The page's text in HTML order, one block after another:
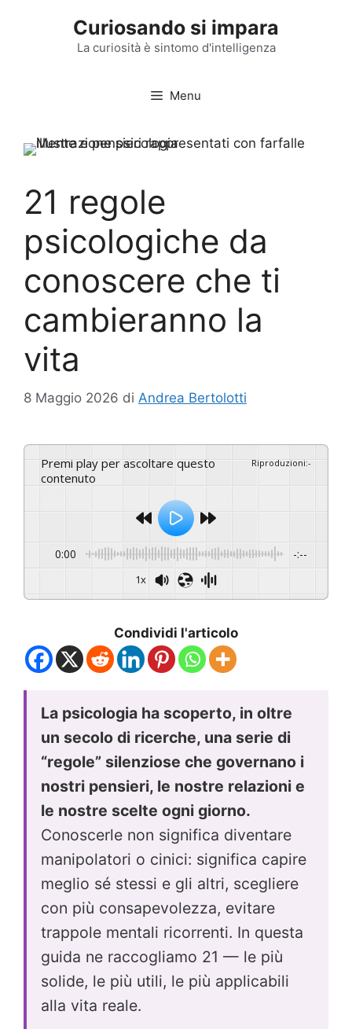
Curiosando si impara
La curiosità è sintomo d'intelligenza
Menu
21 regole
psicologiche da
conoscere che ti
cambieranno la
vita
8 Maggio 2026 di Andrea Bertolotti
Premi play per ascoltare questo
contenuto
Riproduzioni:-
0:00 -:--
1x
Condividi l'articolo
La psicologia ha scoperto, in oltre
un secolo di ricerche, una serie di
“regole” silenziose che governano i
nostri pensieri, le nostre relazioni e
le nostre scelte ogni giorno.
Conoscerle non significa diventare
manipolatori o cinici: significa capire
meglio sé stessi e gli altri, scegliere
con più consapevolezza, evitare
trappole mentali ricorrenti. In questa
guida ne raccogliamo 21 — le più
solide, le più utili, le più applicabili
alla vita reale.